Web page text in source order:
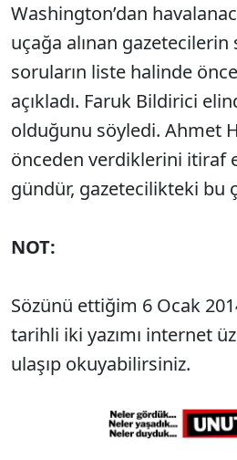
Washington’dan
uçağa alınan gazetecilerin
soruların liste halinde
açıkladı. Faruk Bildirici
olduğunu söyledi. Ahmet
önceden verdiklerini itiraf
gündür, gazetecilikteki bu
NOT:
Sözünü ettiğim 6 Ocak
tarihli iki yazımı internet
ulaşıp okuyabilirsiniz.